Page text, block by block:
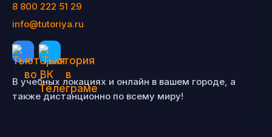
8 800 222 51 29
info@tutoriya.ru
В учебных локациях и онлайн в вашем городе, а
также дистанционно по всему миру!